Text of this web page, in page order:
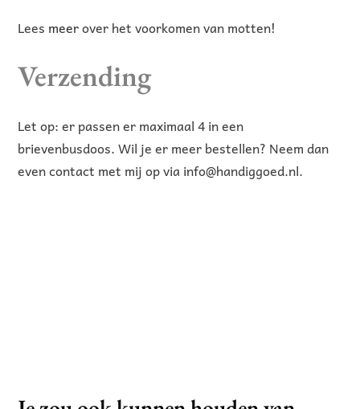
Lees meerover het voorkomen van motten!
Verzending
Let op: er passen er maximaal 4 in een
brievenbusdoos. Wil je er meer bestellen? Neem dan
even contact met mij op via info@handiggoed.nl.